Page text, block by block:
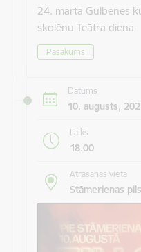
24. martā Gulbenes
skolēnu Teātra diena
Pasākums
Datums
10. augusts,
Laiks
18.00
Atrašanās vieta
Stāmerienas pils